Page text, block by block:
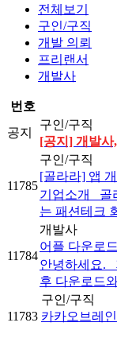
전체보기
구인/구직
개발 의뢰
프리랜서
개발사
번호
공지
구인/구직
[공지] 개발사
11785
구인/구직
[골라라] 앱
기업소개 골
는 패션테크
11784
개발사
어플 다운로
안녕하세요.
후 다운로드
11783
구인/구직
카카오브레